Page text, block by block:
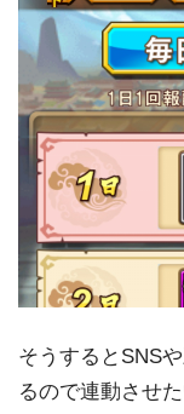
そうするとSNS
るので連動させ